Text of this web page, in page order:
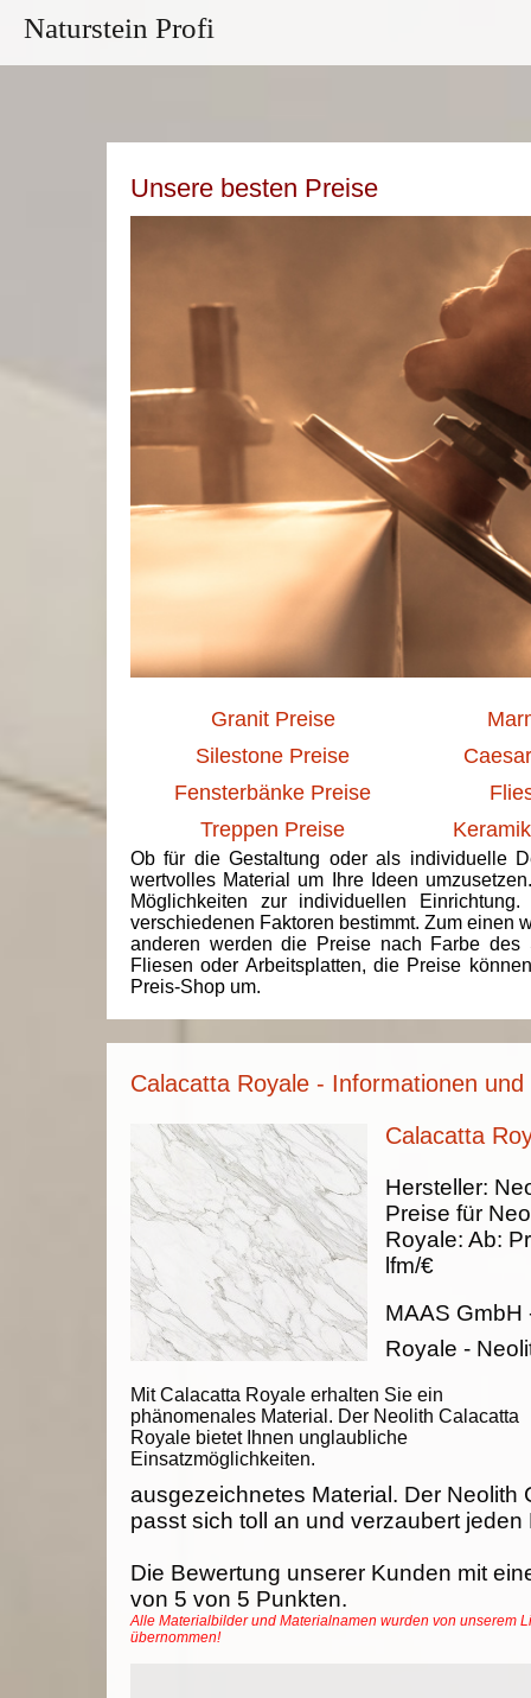
Naturstein Profi
Unsere besten Preise
Granit Preise
Silestone Preise
Fensterbänke Preise
Treppen Preise
Ob für die Gestaltung oder als individuelle
wertvolles Material um Ihre Ideen
Möglichkeiten zur individuellen
verschiedenen Faktoren bestimmt. Zum einen
anderen werden die Preise nach Farbe des
Fliesen oder Arbeitsplatten, die Preise
Preis-Shop um.
Calacatta Royale - Informationen und
Calacatta
Mit Calacatta Royale erhalten Sie ein
phänomenales Material. Der Neolith Calacatta
Royale bietet Ihnen unglaubliche
Einsatzmöglichkeiten.
Hersteller:
Preise für
Royale: Ab:
lfm/€
MAAS GmbH
Royale -
ausgezeichnetes Material. Der Neolith
passt sich toll an und verzaubert jeden
Die Bewertung unserer Kunden mit
von 5 von 5 Punkten.
Alle Materialbilder und Materialnamen wurden von unserem
übernommen!